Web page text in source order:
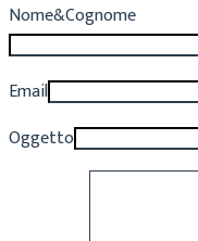
Nome&Cognome
Email
Oggetto